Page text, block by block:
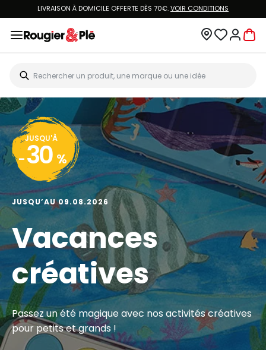
LIVRAISON À DOMICILE OFFERTE DÈS 70€.VOIR CONDITIONS
JUSQU'À
- 30 %
JUSQU’AU 09.08.2026
Vacances
créatives
Passez un été magique avec nos activités créatives
pour petits et grands !